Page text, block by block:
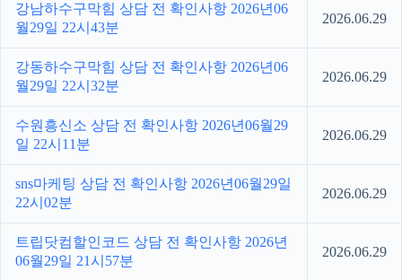
강남하수구막힘 상담 전 확인사항 2026년06
월29일 22시43분
2026.06.29
강동하수구막힘 상담 전 확인사항 2026년06
월29일 22시32분
2026.06.29
수원흥신소 상담 전 확인사항 2026년06월29
일 22시11분
2026.06.29
sns마케팅 상담 전 확인사항 2026년06월29일
22시02분
2026.06.29
트립닷컴할인코드 상담 전 확인사항 2026년
06월29일 21시57분
2026.06.29